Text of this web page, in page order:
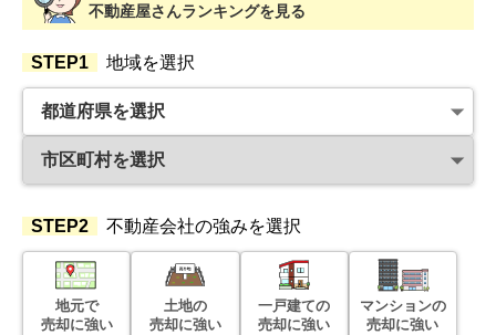
不動産屋さんランキングを見る
STEP1 地域を選択
STEP2 不動産会社の強みを選択
地元で
売却に強い
土地の
売却に強い
一戸建ての
売却に強い
マンションの
売却に強い